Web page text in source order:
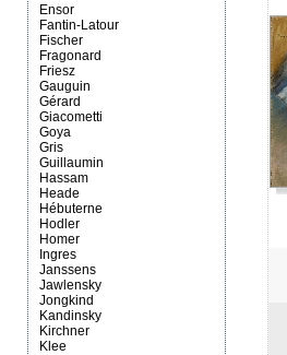
Ensor
Fantin-Latour
Fischer
Fragonard
Friesz
Gauguin
Gérard
Giacometti
Goya
Gris
Guillaumin
Hassam
Heade
Hébuterne
Hodler
Homer
Ingres
Janssens
Jawlensky
Jongkind
Kandinsky
Kirchner
Klee